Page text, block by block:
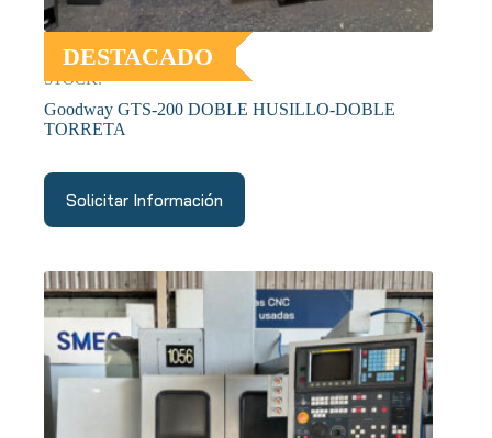
DESTACADO
STOCK:
Goodway GTS-200 DOBLE HUSILLO-DOBLE
TORRETA
Solicitar Información